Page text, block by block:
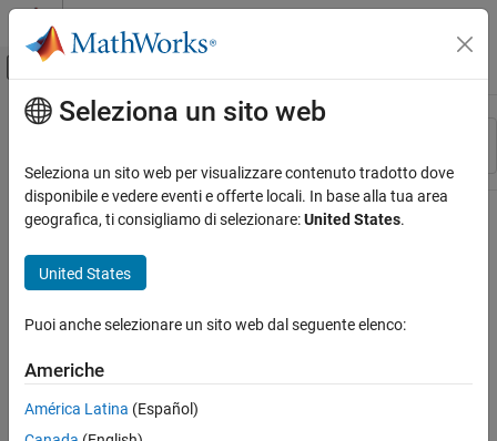
Vai al contenuto
Attiva/disattiva menu di navigazione
Risorsa
Stato
Contenuto principale
Seleziona un sito web
Seleziona un sito web per visualizzare contenuto tradotto dove
disponibile e vedere eventi e offerte locali. In base alla tua area
geografica, ti consigliamo di selezionare:United States.
United States
Puoi anche selezionare un sito web dal seguente elenco:
Americhe
América Latina (Español)